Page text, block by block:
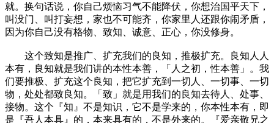
就。换句话说，你自己烦恼习气不能降伏，你想治国平天下，
叫没门、叫打妄想，家也不可能齐，你家里人还跟你闹矛盾，
因为你自己没有格物、致知、诚意、正心，你没修身。
这个致知是推广、扩充我们的良知，推极扩充。良知人人
本有，良知就是我们讲的本性本善，「人之初，性本善」。我
们要推极、扩充这个良知，把它扩充到一切人、一切事、一切
物，处处都致良知。「致」就是用我们的良知去待人、处事、
接物。这个『知』不是知识，它不是学来的，你本性本有，即
是『吾人本具』的，本来具有的，不是外来的。『爱亲敬兄之